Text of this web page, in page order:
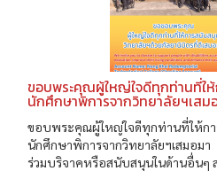
ขอบพระคุณผู้ใหญ่ใจดีทุกท่านที่ใ
นักศึกษาพิการจากวิทยาลัยฯเสม
ขอบพระคุณผู้ใหญ่ใจดีทุกท่านที่ให้กา
นักศึกษาพิการจากวิทยาลัยฯเสมอม
ร่วมบริจาคหรือสนับสนุนในด้านอื่นๆ